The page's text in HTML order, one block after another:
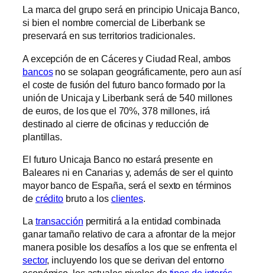
La marca del grupo será en principio Unicaja Banco,
si bien el nombre comercial de Liberbank se
preservará en sus territorios tradicionales.
A excepción de en Cáceres y Ciudad Real, ambos
bancosno se solapan geográficamente, pero aun así
el coste de fusión del futuro banco formado por la
unión de Unicaja y Liberbank será de 540 millones
de euros, de los que el 70%, 378 millones, irá
destinado al cierre de oficinas y reducción de
plantillas.
El futuro Unicaja Banco no estará presente en
Baleares ni en Canarias y, además de ser el quinto
mayor banco de España, será el sexto en términos
de crédito bruto a los clientes.
La transacción permitirá a la entidad combinada
ganar tamaño relativo de cara a afrontar de la mejor
manera posible los desafíos a los que se enfrenta el
sector, incluyendo los que se derivan del entorno